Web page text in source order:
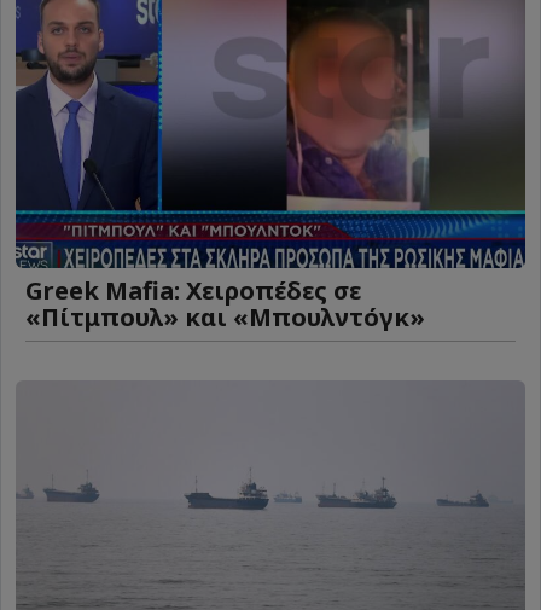
Greek Mafia: Χειροπέδες σε
«Πίτμπουλ» και «Μπουλντόγκ»